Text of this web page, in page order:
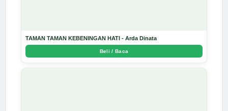
TAMAN TAMAN KEBENINGAN HATI - Arda Dinata
Beli / Baca